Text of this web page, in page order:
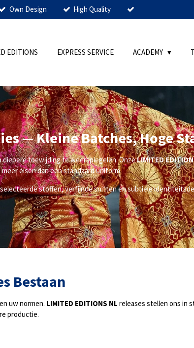
Own Design High Quality
EDITIONS EXPRESS SERVICE ACADEMY
— Kleine Batches, Hoge
diepere toewijding te weerspiegelen. OnzeLIMITED
eisen dan een standaard uniform.
stoffen, verfijnde snitten en subtiele
Bestaan
uw normen. LIMITED EDITIONS NL releases stellen ons in
productie.